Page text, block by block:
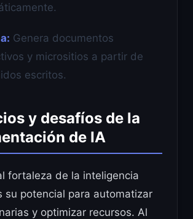
Genera documentos
y micrositios a partir de
escritos.
y desafíos de la
de IA
fortaleza de la inteligencia
su potencial para automatizar
y optimizar recursos. Al